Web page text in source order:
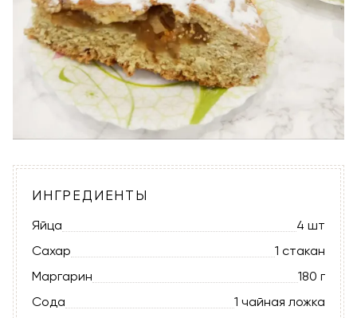
ИНГРЕДИЕНТЫ
Яйца
4 шт
Сахар
1 стакан
Маргарин
180 г
Сода
1 чайная ложка